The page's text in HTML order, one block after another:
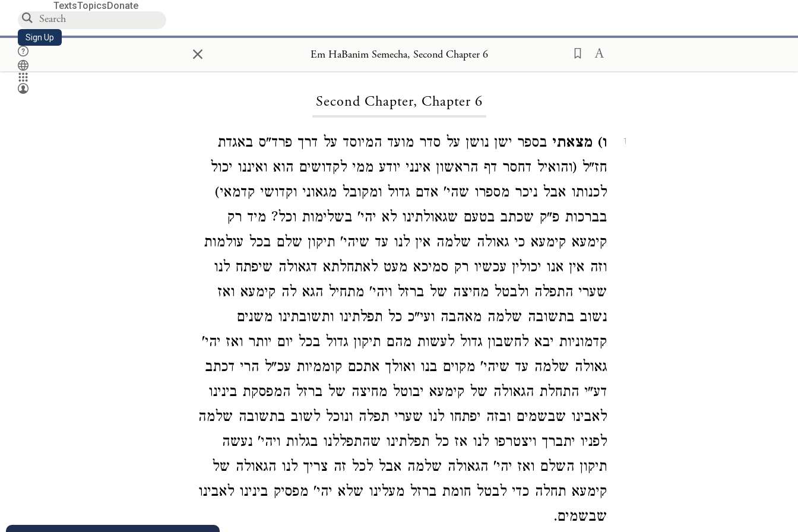
TextsTopicsDonate
Sign Up × Em HaBanim Semecha, Second Chapter 6
Second Chapter, Chapter 6
1 ו) מצאתי בספר ישן נושן על סדר מועד המיוסד על דרך פרד"ס באגדת
חז"ל (והואיל דחסר דף הראשון אינני יודע ממי לקדושים הוא ואיננו יכול
לכנותו אבל ניכר מספרו שהי' אדם גדול ומקובל מגאוני וקדושי קדמאי)
בברכות פ"ק שכתב בטעם שגאולתינו לא יהי' בשלימות וכל? מיד רק
קימעא קימעא כי גאולה שלמה אין לנו עד שיהי' תיקון שלם בכל עולמות
וזה אין אנו יכולין עכשיו רק סמיכא מעט לאתחלתא דגאולה שיפתח לנו
שערי התפלה ולבטל מחיצה של ברזל ויהי' מתחיל הגא לה קימעא ואז
נשוב בתשובה שלמה מאהבה ועי"כ כל תפלתינו ותשובתינו משנים
קדמוניות יבא לחשבון גדול לעשות מהם תיקון גדול בכל יום יותר ואז יהי'
גאולה שלמה עד שיהי' מקוים בנו ואולך אתכם קוממיות עכ"ל הרי דכתב
דע"י התחלת הגאולה של קימעא יבוטל מחיצה של ברזל המפסקת בינינו
לאבינו שבשמים ובזה יפתחו לנו שערי תפלה ונוכל לשוב בתשובה שלמה
לפניו יתברך ויצטרפו לנו אז כל תפלתינו שהתפללנו בגלות ויהי' נעשה
תיקון השלם ואז יהי' הגאולה שלמה אבל לכל זה צריך לנו הגאולה של
קימעא תחלה כדי לבטל חומת ברזל מעלינו שלא יהי' מפסיק בינינו לאבינו
שבשמים.